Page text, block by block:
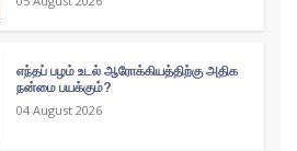
எந்தப் பழம் உடல் ஆரோக்கியத்திற்கு அதிக
நன்மை பயக்கும்?
04 August 2026